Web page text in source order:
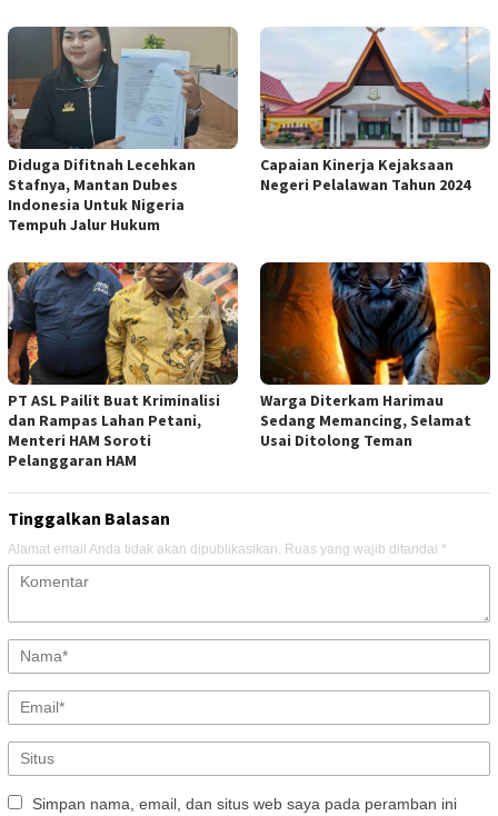
Diduga Difitnah Lecehkan
Stafnya, Mantan Dubes
Indonesia Untuk Nigeria
Tempuh Jalur Hukum
Capaian Kinerja Kejaksaan
Negeri Pelalawan Tahun 2024
PT ASL Pailit Buat Kriminalisi
dan Rampas Lahan Petani,
Menteri HAM Soroti
Pelanggaran HAM
Warga Diterkam Harimau
Sedang Memancing, Selamat
Usai Ditolong Teman
Tinggalkan Balasan
Alamat email Anda tidak akan dipublikasikan. Ruas yang wajib ditandai *
Simpan nama, email, dan situs web saya pada peramban ini